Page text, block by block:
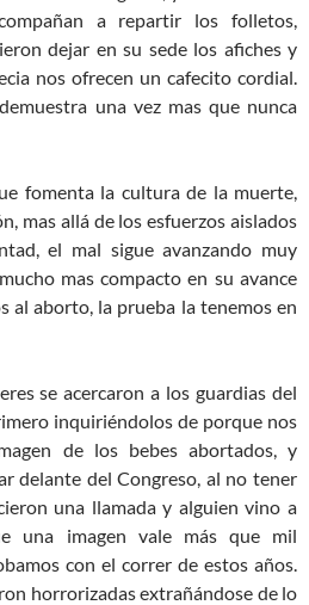
a repartir los folletos,
dejar en su sede los afiches y
nos ofrecen un cafecito cordial.
una vez mas que nunca
fomenta la cultura de la muerte,
mas allá de los esfuerzos aislados
el mal sigue avanzando muy
mas compacto en su avance
al aborto, la prueba la tenemos en
se acercaron a los guardias del
inquiriéndolos de porque nos
de los bebes abortados, y
delante del Congreso, al no tener
una llamada y alguien vino a
una imagen vale más que mil
con el correr de estos años.
horrorizadas extrañándose de lo